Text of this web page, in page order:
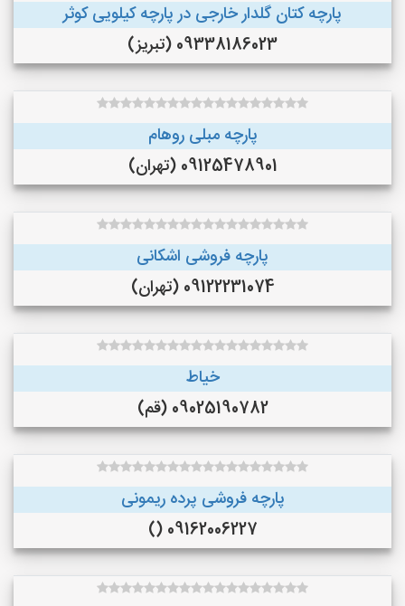
پارچه کتان گلدار خارجی در پارچه کیلویی کوثر
09338186023 (تبریز)
پارچه مبلی روهام
09125478901 (تهران)
پارچه فروشی اشکانی
09122231074 (تهران)
خیاط
09025190782 (قم)
پارچه فروشی پرده ریمونی
09162006227 ()